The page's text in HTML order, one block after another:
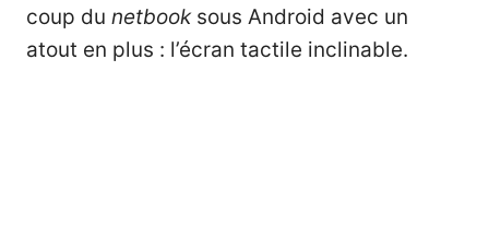
coup du netbooksous Android avec un
atout en plus : l’écran tactile inclinable.